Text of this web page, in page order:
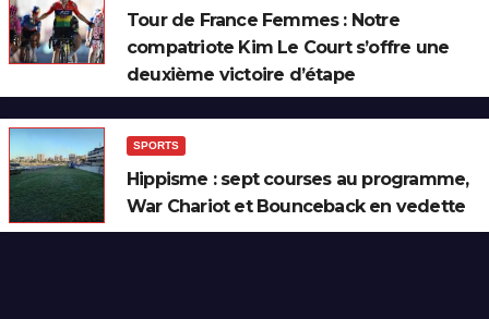
Tour de France Femmes : Notre
compatriote Kim Le Court s’offre une
deuxième victoire d’étape
SPORTS
Hippisme : sept courses au programme,
War Chariot et Bounceback en vedette